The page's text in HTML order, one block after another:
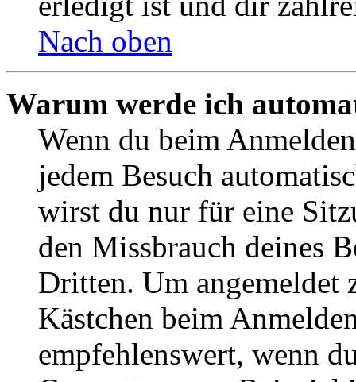
Nach oben
Warum werde ich
Wenn du beim
jedem Besuch
wirst du nur für eine
den Missbrauch deines
Dritten. Um angemeldet
Kästchen beim
empfehlenswert, wenn